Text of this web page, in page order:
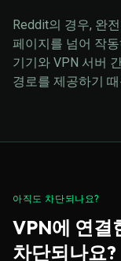
Reddit의 경우, 완
페이지를 넘어 작
기기와 VPN 서버
경로를 제공하기
아직도 차단되나요?
VPN에 연결
차단되나요?